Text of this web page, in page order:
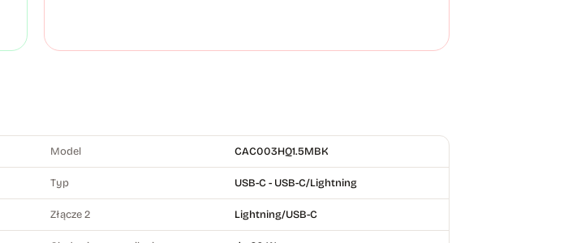
Model CAC003HQ1.5MBK
Typ USB-C - USB-C/Lightning
Złącze 2 Lightning/USB-C